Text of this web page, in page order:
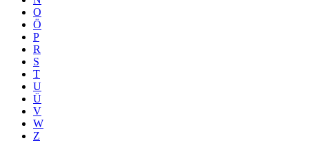
O
Ö
P
R
S
T
U
Ü
V
W
Z